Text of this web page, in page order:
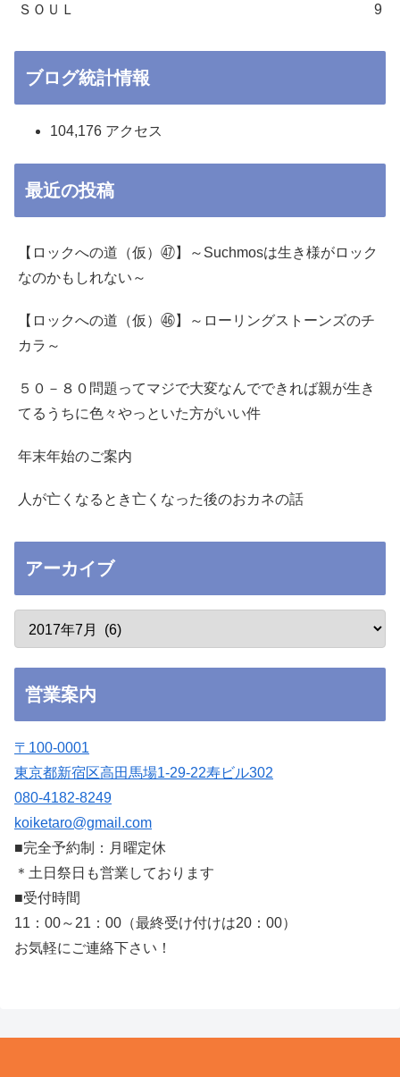
ＳＯＵＬ 9
ブログ統計情報
104,176 アクセス
最近の投稿
【ロックへの道（仮）㊼】～Suchmosは生き様がロック
なのかもしれない～
【ロックへの道（仮）㊻】～ローリングストーンズのチ
カラ～
５０－８０問題ってマジで大変なんでできれば親が生き
てるうちに色々やっといた方がいい件
年末年始のご案内
人が亡くなるとき亡くなった後のおカネの話
アーカイブ
営業案内
〒100-0001
東京都新宿区高田馬場1-29-22寿ビル302
080-4182-8249
koiketaro@gmail.com
■完全予約制：月曜定休
＊土日祭日も営業しております
■受付時間
11：00～21：00（最終受け付けは20：00）
お気軽にご連絡下さい！